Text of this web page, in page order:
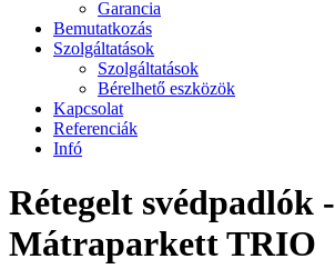
Garancia
Bemutatkozás
Szolgáltatások
Szolgáltatások
Bérelhető eszközök
Kapcsolat
Referenciák
Infó
Rétegelt svédpadlók -
Mátraparkett TRIO